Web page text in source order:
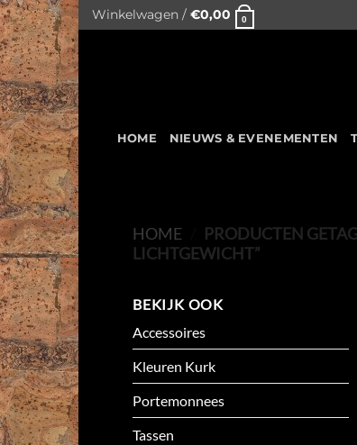
Skip
to
content
Winkelwagen / €0,00 0
HOME NIEUWS & EVENEMENTEN
HOME
PRODUCTEN
LICHTGEWICHT”
BEKIJK OOK
Accessoires
Kleuren Kurk
Portemonnees
Tassen